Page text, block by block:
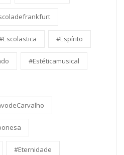
#Espírito
#Estéticamusical
#Eternidade